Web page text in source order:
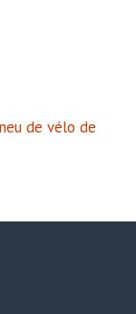
de vélo de